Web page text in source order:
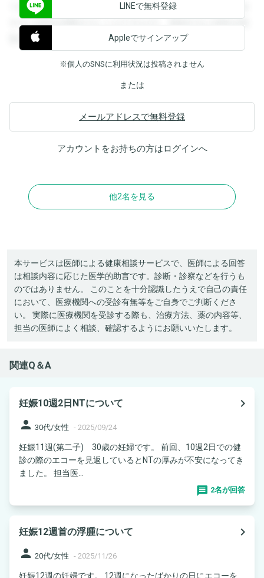
できます。登録すると回答を閲覧することができます。登録
すると回答を閲覧することができます。登録すると回答を閲
覧することができます。
LINEで無料登録
Appleでサインアップ
※個人のSNSに利用状況は投稿されません
または
メールアドレスで無料登録
アカウントをお持ちの方はログインへ
他2名を見る
本サービスは医師による健康相談サービスで、医師による回答
は相談内容に応じた医学的助言です。診断・診察などを行うも
のではありません。 このことを十分認識したうえで自己の責任
において、医療機関への受診有無等をご自身でご判断くださ
い。 実際に医療機関を受診する際も、治療方法、薬の内容等、
担当の医師によく相談、確認するようにお願いいたします。
関連Q＆A
妊娠10週2日NTについて
navigate_next
person 30代/女性 - 2025/09/24
妊娠11週(第二子) 30歳の妊婦です。 前回、10週2日での健
診の際のエコーを見返しているとNTの厚みが不安になってき
ました。 担当医...
2名が回答
妊娠12週首の浮腫について
navigate_next
person 20代/女性 - 2025/11/26
妊娠12週の妊婦です。 12週になったばかりの日にエコーを